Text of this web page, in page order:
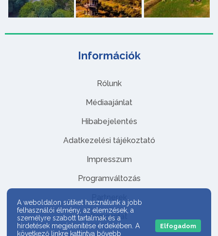
Információk
Rólunk
Médiaajánlat
Hibabejelentés
Adatkezelési tájékoztató
Impresszum
Programváltozás
Partnerek
Kapcsolat
A weboldalon sütiket használunk a jobb
felhasználói élmény, az elemzések, a
személyre szabott tartalmak és a
hirdetések megjelenítése érdekében. A
következő linkre kattintva bővebb
Elfogadom